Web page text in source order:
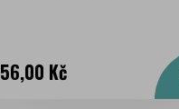
Cena
56,00 Kč